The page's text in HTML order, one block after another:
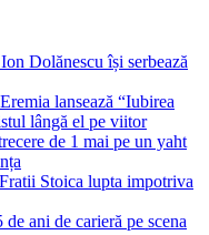
Dolănescu își serbează
lansează “Iubirea
lângă el pe viitor
de 1 mai pe un yaht
Stoica lupta impotriva
ani de carieră pe scena